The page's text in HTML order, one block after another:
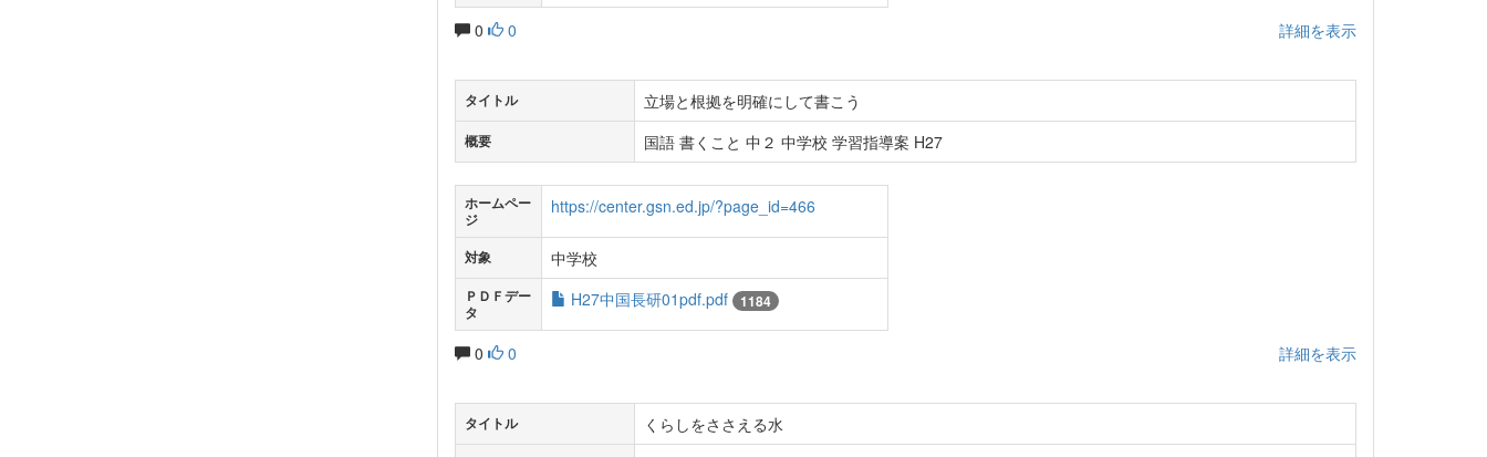
0 0 詳細を表示
タイトル 立場と根拠を明確にして書こう
概要 国語 書くこと 中２ 中学校 学習指導案 H27
ホームペー
ジ
https://center.gsn.ed.jp/?page_id=466
対象 中学校
ＰＤＦデー
タ
H27中国長研01pdf.pdf 1184
0 0 詳細を表示
タイトル くらしをささえる水